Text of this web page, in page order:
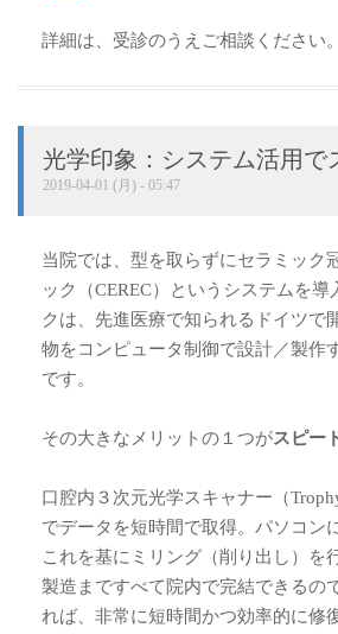
詳細は、受診のうえご相談ください。
光学印象：システム活用で
2019-04-01 (月) - 05:47
当院では、型を取らずにセラミック
ック（CEREC）というシステムを導
クは、先進医療で知られるドイツで
物をコンピュータ制御で設計／製作
です。
その大きなメリットの１つがスピー
口腔内３次元光学スキャナー（
でデータを短時間で取得。パソコン
これを基にミリング（削り出し）を
製造まですべて院内で完結できるの
れば、非常に短時間かつ効率的に修